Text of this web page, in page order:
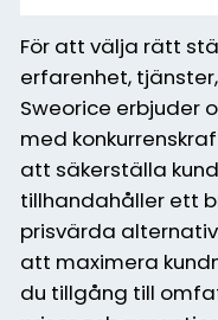
För att välja rätt
erfarenhet,
Sweorice
med
att säkerställa
tillhandahåller ett
prisvärda
att maximera
du tillgång till